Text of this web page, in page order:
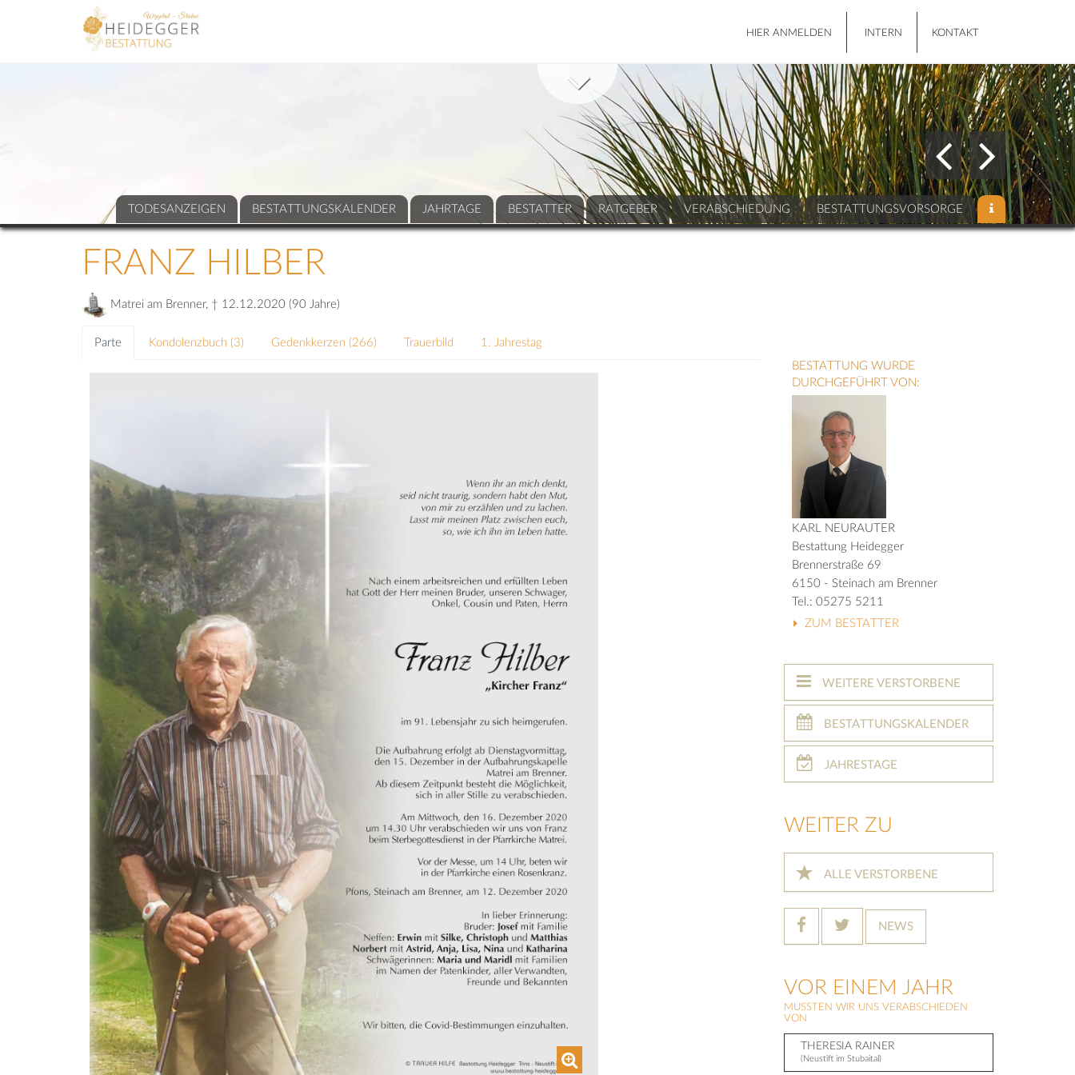
HIER ANMELDEN INTERN KONTAKT
TODESANZEIGEN BESTATTUNGSKALENDER JAHRTAGE BESTATTER RATGEBER VERABSCHIEDUNG BESTATTUNGSVORSORGE
FRANZ HILBER
Matrei am Brenner, † 12.12.2020 (90 Jahre)
Parte Kondolenzbuch (3) Gedenkkerzen (266) Trauerbild
1. Jahrestag
BESTATTUNG WURDE
DURCHGEFÜHRT VON:
KARL NEURAUTER
Bestattung Heidegger
Brennerstraße 69
6150 - Steinach am Brenner
Tel.: 05275 5211
ZUM BESTATTER
WEITERE VERSTORBENE
BESTATTUNGSKALENDER
JAHRESTAGE
WEITER ZU
ALLE VERSTORBENE
NEWS
VOR EINEM JAHR
MUSSTEN WIR UNS VERABSCHIEDEN
VON
THERESIA RAINER
(Neustift im Stubaital)